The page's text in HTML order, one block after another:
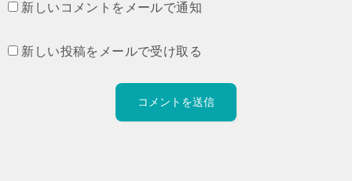
新しいコメントをメールで通知
新しい投稿をメールで受け取る